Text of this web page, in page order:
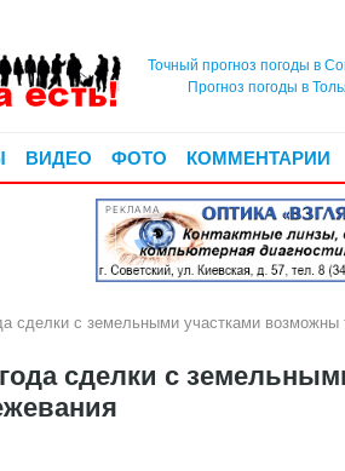
Точный прогноз погоды в
Прогноз погоды в
ВИДЕО ФОТО КОММЕНТАРИИ
РЕКЛАМА
сделки с земельными участками возможны
сделки с